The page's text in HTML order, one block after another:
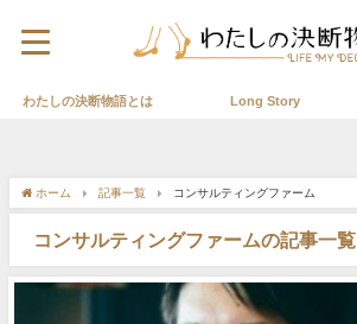
わたしの決断物語とは Long Story
ホーム 記事一覧 コンサルティングファーム
コンサルティングファームの記事一覧